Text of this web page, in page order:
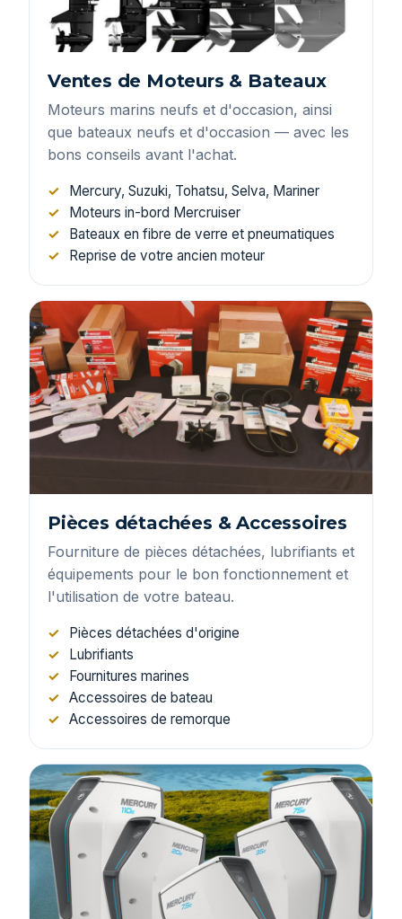
Ventes de Moteurs & Bateaux
Moteurs marins neufs et d'occasion, ainsi
que bateaux neufs et d'occasion — avec les
bons conseils avant l'achat.
Mercury, Suzuki, Tohatsu, Selva, Mariner
Moteurs in-bord Mercruiser
Bateaux en fibre de verre et pneumatiques
Reprise de votre ancien moteur
Pièces détachées & Accessoires
Fourniture de pièces détachées, lubrifiants et
équipements pour le bon fonctionnement et
l'utilisation de votre bateau.
Pièces détachées d'origine
Lubrifiants
Fournitures marines
Accessoires de bateau
Accessoires de remorque